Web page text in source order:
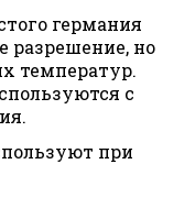
германия
разрешение, но
температур.
с
при